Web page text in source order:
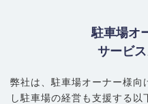
駐車場オ
サービ
弊社は、駐車場オーナー様向
し駐車場の経営も支援する